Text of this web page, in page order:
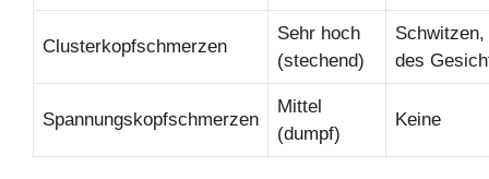
Clusterkopfschmerzen
Sehr hoch
(stechend)
Schwitzen,
des
Spannungskopfschmerzen
Mittel
(dumpf)
Keine